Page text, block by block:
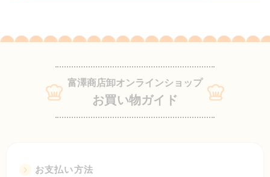
富澤商店卸オンラインショップ
お買い物ガイド
お支払い方法